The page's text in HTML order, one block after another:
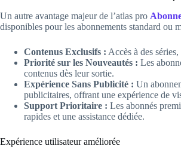
Un autre avantage majeur de l’atlas pro
disponibles pour les abonnements standard ou
Contenus Exclusifs : Accès à des
Priorité sur les Nouveautés : Les
contenus dès leur sortie.
Expérience Sans Publicité : Un
publicitaires, offrant une expérience de
Support Prioritaire : Les abonnés
rapides et une assistance dédiée.
Expérience utilisateur améliorée